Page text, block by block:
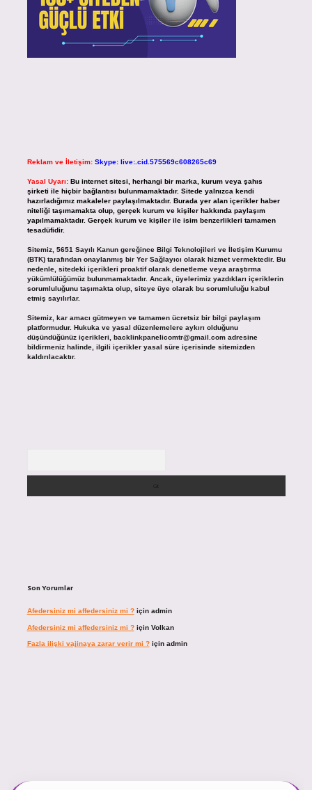
Reklam ve İletişim: Skype: live:.cid.575569c608265c69
Yasal Uyarı: Bu internet sitesi, herhangi bir marka, kurum veya şahıs
şirketi ile hiçbir bağlantısı bulunmamaktadır. Sitede yalnızca kendi
hazırladığımız makaleler paylaşılmaktadır. Burada yer alan içerikler haber
niteliği taşımamakta olup, gerçek kurum ve kişiler hakkında paylaşım
yapılmamaktadır. Gerçek kurum ve kişiler ile isim benzerlikleri tamamen
tesadüfidir.
Sitemiz, 5651 Sayılı Kanun gereğince Bilgi Teknolojileri ve İletişim Kurumu
(BTK) tarafından onaylanmış bir Yer Sağlayıcı olarak hizmet vermektedir. Bu
nedenle, sitedeki içerikleri proaktif olarak denetleme veya araştırma
yükümlülüğümüz bulunmamaktadır. Ancak, üyelerimiz yazdıkları içeriklerin
sorumluluğunu taşımakta olup, siteye üye olarak bu sorumluluğu kabul
etmiş sayılırlar.
Sitemiz, kar amacı gütmeyen ve tamamen ücretsiz bir bilgi paylaşım
platformudur. Hukuka ve yasal düzenlemelere aykırı olduğunu
düşündüğünüz içerikleri, backlinkpanelicomtr@gmail.comadresine
bildirmeniz halinde, ilgili içerikler yasal süre içerisinde sitemizden
kaldırılacaktır.
Son Yorumlar
Afedersiniz mi affedersiniz mi ?için admin
Afedersiniz mi affedersiniz mi ?için Volkan
Fazla ilişki vajinaya zarar verir mi ?için admin